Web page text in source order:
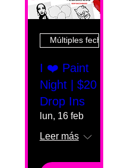
Múltiples fechas
I ❤️ Paint
Night | $20
Drop Ins
lun, 16 feb
Leer más